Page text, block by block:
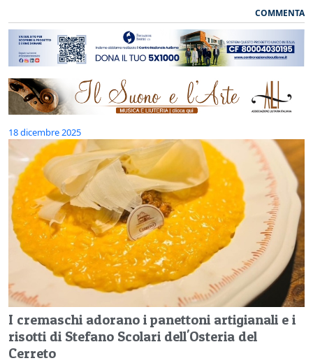
COMMENTA
18 dicembre 2025
I cremaschi adorano i panettoni artigianali e i
risotti di Stefano Scolari dell'Osteria del
Cerreto